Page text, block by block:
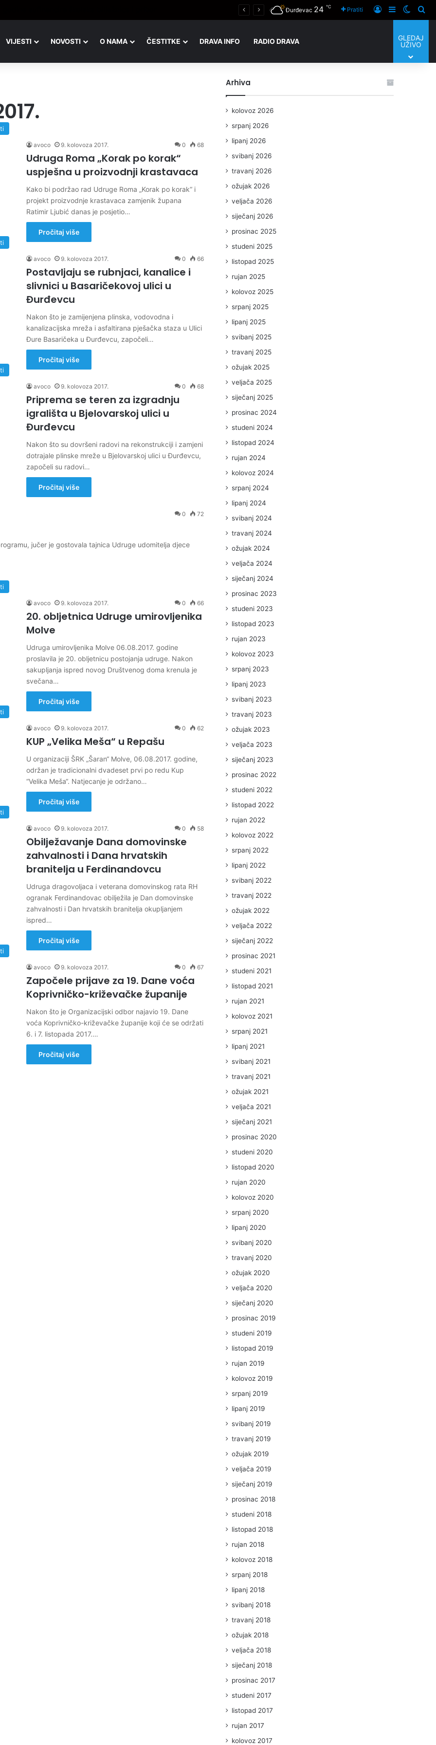
Đurđevac 24 ℃ Pratiti Prijaviti se
Sidebar
VIJESTI NOVOSTI O NAMA ČESTITKE DRAVA INFO RADIO DRAVA
GLEDAJ
UŽIVO
avoco 9. kolovoza 2017. 0 68
Udruga Roma „Korak po korak“
uspješna u proizvodnji krastavaca
Kako bi podržao rad Udruge Roma „Korak po korak“ i
projekt proizvodnje krastavaca zamjenik župana
Ratimir Ljubić danas je posjetio…
Pročitaj više
avoco 9. kolovoza 2017. 0 66
Postavljaju se rubnjaci, kanalice i
slivnici u Basaričekovoj ulici u
Đurđevcu
Nakon što je zamijenjena plinska, vodovodna i
kanalizacijska mreža i asfaltirana pješačka staza u Ulici
Đure Basaričeka u Đurđevcu, započeli…
Pročitaj više
avoco 9. kolovoza 2017. 0 68
Priprema se teren za izgradnju
igrališta u Bjelovarskoj ulici u
Đurđevcu
Nakon što su dovršeni radovi na rekonstrukciji i zamjeni
dotrajale plinske mreže u Bjelovarskoj ulici u Đurđevcu,
započeli su radovi…
Pročitaj više
0 72
jučer je gostovala tajnica Udruge udomitelja djece
avoco 9. kolovoza 2017. 0 66
20. obljetnica Udruge umirovljenika
Molve
Udruga umirovljenika Molve 06.08.2017. godine
proslavila je 20. obljetnicu postojanja udruge. Nakon
sakupljanja ispred novog Društvenog doma krenula je
svečana…
Pročitaj više
avoco 9. kolovoza 2017. 0 62
KUP „Velika Meša“ u Repašu
U organizaciji ŠRK „Šaran“ Molve, 06.08.2017. godine,
održan je tradicionalni dvadeset prvi po redu Kup
“Velika Meša“. Natjecanje je održano…
Pročitaj više
avoco 9. kolovoza 2017. 0 58
Obilježavanje Dana domovinske
zahvalnosti i Dana hrvatskih
branitelja u Ferdinandovcu
Udruga dragovoljaca i veterana domovinskog rata RH
ogranak Ferdinandovac obilježila je Dan domovinske
zahvalnosti i Dan hrvatskih branitelja okupljanjem
ispred…
Pročitaj više
avoco 9. kolovoza 2017. 0 67
Započele prijave za 19. Dane voća
Koprivničko-križevačke županije
Nakon što je Organizacijski odbor najavio 19. Dane
voća Koprivničko-križevačke županije koji će se održati
6. i 7. listopada 2017.…
Pročitaj više
Arhiva
kolovoz 2026
srpanj 2026
lipanj 2026
svibanj 2026
travanj 2026
ožujak 2026
veljača 2026
siječanj 2026
prosinac 2025
studeni 2025
listopad 2025
rujan 2025
kolovoz 2025
srpanj 2025
lipanj 2025
svibanj 2025
travanj 2025
ožujak 2025
veljača 2025
siječanj 2025
prosinac 2024
studeni 2024
listopad 2024
rujan 2024
kolovoz 2024
srpanj 2024
lipanj 2024
svibanj 2024
travanj 2024
ožujak 2024
veljača 2024
siječanj 2024
prosinac 2023
studeni 2023
listopad 2023
rujan 2023
kolovoz 2023
srpanj 2023
lipanj 2023
svibanj 2023
travanj 2023
ožujak 2023
veljača 2023
siječanj 2023
prosinac 2022
studeni 2022
listopad 2022
rujan 2022
kolovoz 2022
srpanj 2022
lipanj 2022
svibanj 2022
travanj 2022
ožujak 2022
veljača 2022
siječanj 2022
prosinac 2021
studeni 2021
listopad 2021
rujan 2021
kolovoz 2021
srpanj 2021
lipanj 2021
svibanj 2021
travanj 2021
ožujak 2021
veljača 2021
siječanj 2021
prosinac 2020
studeni 2020
listopad 2020
rujan 2020
kolovoz 2020
srpanj 2020
lipanj 2020
svibanj 2020
travanj 2020
ožujak 2020
veljača 2020
siječanj 2020
prosinac 2019
studeni 2019
listopad 2019
rujan 2019
kolovoz 2019
srpanj 2019
lipanj 2019
svibanj 2019
travanj 2019
ožujak 2019
veljača 2019
siječanj 2019
prosinac 2018
studeni 2018
listopad 2018
rujan 2018
kolovoz 2018
srpanj 2018
lipanj 2018
svibanj 2018
travanj 2018
ožujak 2018
veljača 2018
siječanj 2018
prosinac 2017
studeni 2017
listopad 2017
rujan 2017
kolovoz 2017